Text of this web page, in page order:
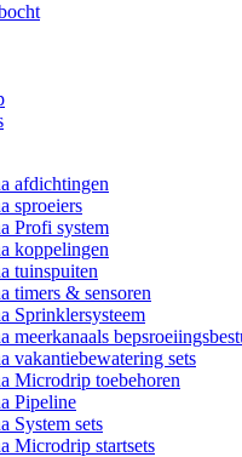
afdichtingen
sproeiers
Profi system
koppelingen
tuinspuiten
timers & sensoren
Sprinklersysteem
meerkanaals
vakantiebewatering sets
Microdrip toebehoren
Pipeline
System sets
Microdrip startsets